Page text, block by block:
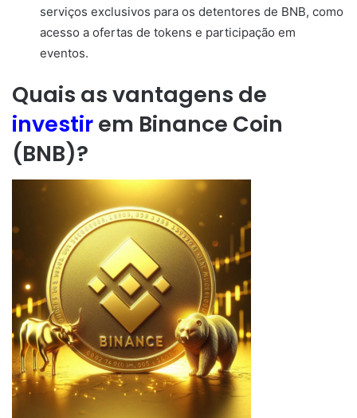
serviços exclusivos para os detentores de BNB, como
acesso a ofertas de tokens e participação em
eventos.
Quais as vantagens de
investirem Binance Coin
(BNB)?